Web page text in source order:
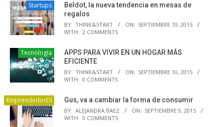
Startups
Beldot, la nueva tendencia en mesas de
regalos
BY: THINK&START ON: SEPTIEMBRE 10, 2015
WITH: 2 COMMENTS
Tecnología
APPS PARA VIVIR EN UN HOGAR MÁS
EFICIENTE
BY: THINK&START ON: SEPTIEMBRE 10, 2015
WITH: 0 COMMENTS
EmprendedorES Gus, va a cambiar la forma de consumir
BY: ALEJANDRA BAEZ ON: SEPTIEMBRE 9, 2015
WITH: 0 COMMENTS